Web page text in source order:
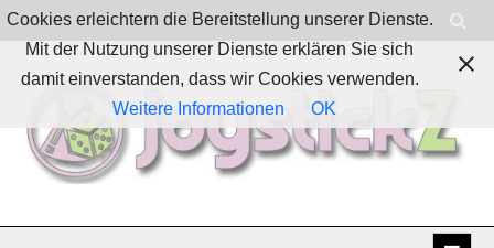
Skip
to
content
JoystickZ
Cookies erleichtern die Bereitstellung unserer Dienste.
Mit der Nutzung unserer Dienste erklären Sie sich
damit einverstanden, dass wir Cookies verwenden.
Weitere Informationen
OK